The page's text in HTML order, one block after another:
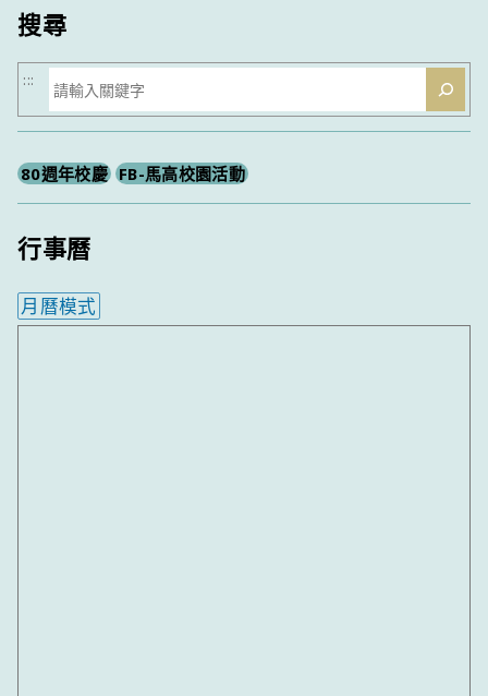
搜尋
搜
尋
:::
80週年校慶 FB-馬高校園活動
行事曆
月曆模式